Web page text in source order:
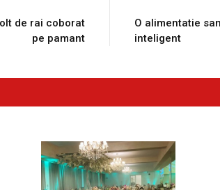
de rai coborat
pe pamant
O alimentatie
inteligent